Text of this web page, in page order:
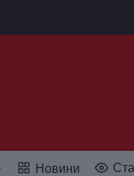
Новини